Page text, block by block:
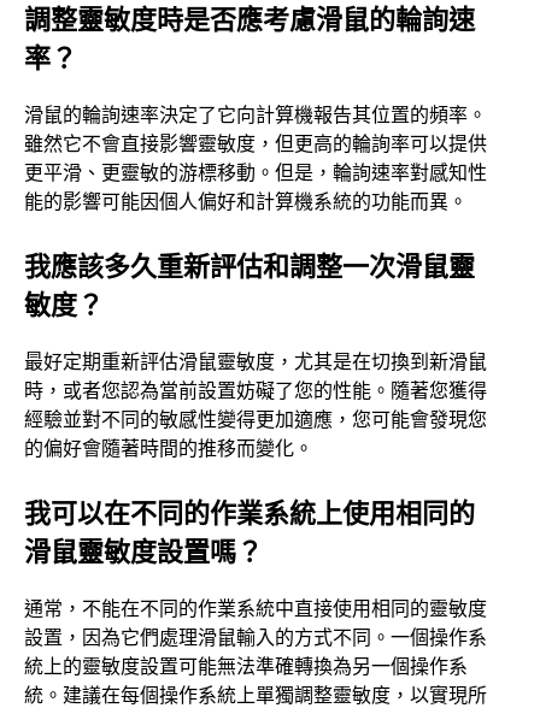
調整靈敏度時是否應考慮滑鼠的輪詢速
率？
滑鼠的輪詢速率決定了它向計算機報告其位置的頻率。
雖然它不會直接影響靈敏度，但更高的輪詢率可以提供
更平滑、更靈敏的游標移動。但是，輪詢速率對感知性
能的影響可能因個人偏好和計算機系統的功能而異。
我應該多久重新評估和調整一次滑鼠靈
敏度？
最好定期重新評估滑鼠靈敏度，尤其是在切換到新滑鼠
時，或者您認為當前設置妨礙了您的性能。隨著您獲得
經驗並對不同的敏感性變得更加適應，您可能會發現您
的偏好會隨著時間的推移而變化。
我可以在不同的作業系統上使用相同的
滑鼠靈敏度設置嗎？
通常，不能在不同的作業系統中直接使用相同的靈敏度
設置，因為它們處理滑鼠輸入的方式不同。一個操作系
統上的靈敏度設置可能無法準確轉換為另一個操作系
統。建議在每個操作系統上單獨調整靈敏度，以實現所